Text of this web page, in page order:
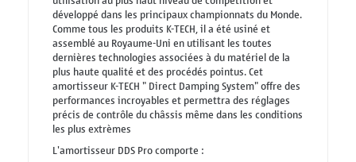
développé dans les principaux championnats du Monde.
Comme tous les produits K-TECH, il a été usiné et
assemblé au Royaume-Uni en utilisant les toutes
dernières technologies associées à du matériel de la
plus haute qualité et des procédés pointus. Cet
amortisseur K-TECH " Direct Damping System" offre des
performances incroyables et permettra des réglages
précis de contrôle du châssis même dans les conditions
les plus extrèmes
L'amortisseur DDS Pro comporte :